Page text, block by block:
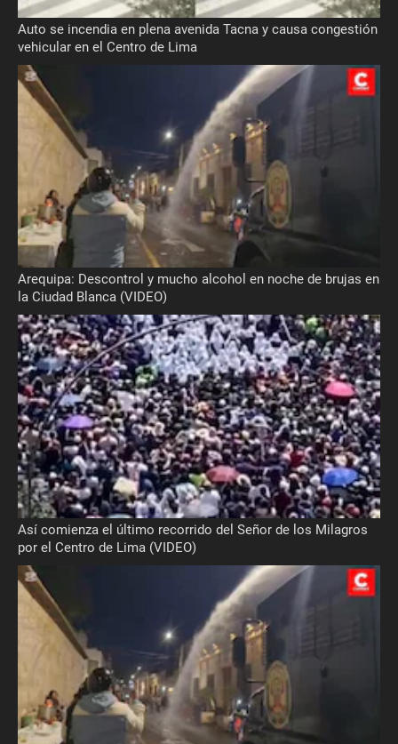
Auto se incendia en plena avenida Tacna y causa congestión
vehicular en el Centro de Lima
Arequipa: Descontrol y mucho alcohol en noche de brujas en
la Ciudad Blanca (VIDEO)
Así comienza el último recorrido del Señor de los Milagros
por el Centro de Lima (VIDEO)